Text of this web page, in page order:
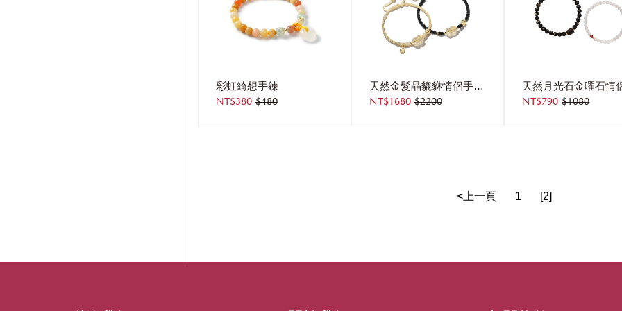
彩虹綺想手鍊
NT$380 $480
天然金髮晶貔貅情侶手鍊[純銀]
NT$1680 $2200 NT$790 $1080
<上一頁 1 [2]